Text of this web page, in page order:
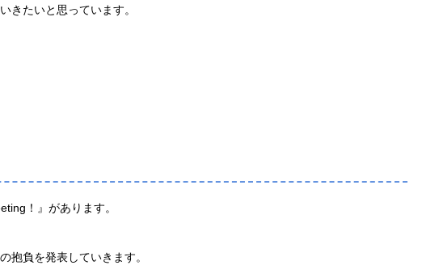
きたいと思っています。
！』があります。
抱負を発表していきます。